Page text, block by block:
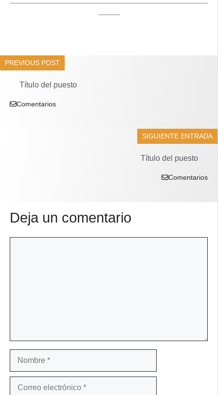
PREVIOUS POST
Título del puesto
Comentarios
SIGUIENTE ENTRADA
Título del puesto
Comentarios
Deja un comentario